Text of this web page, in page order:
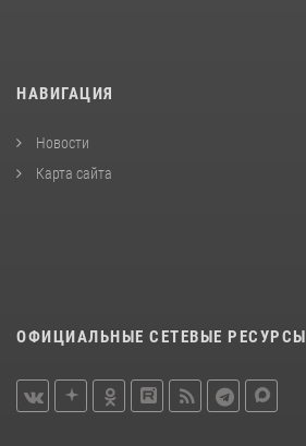
НАВИГАЦИЯ
Новости
Карта сайта
ОФИЦИАЛЬНЫЕ СЕТЕВЫЕ РЕСУРСЫ